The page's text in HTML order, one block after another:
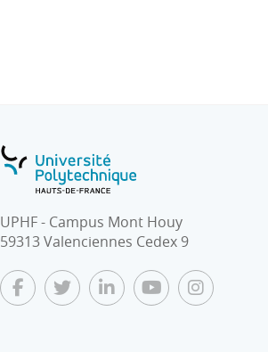
UPHF - Campus Mont Houy
59313 Valenciennes Cedex 9